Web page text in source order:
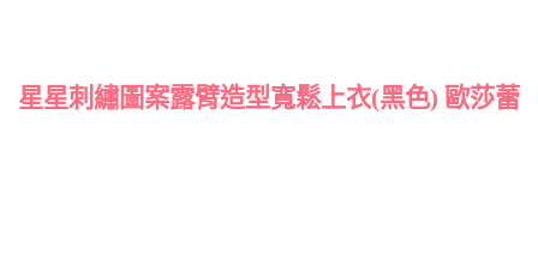
星星刺繡圖案露臂造型寬鬆上衣(黑色) 歐莎蕾